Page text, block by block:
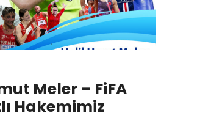
Meler – FiFA
Hakemimiz